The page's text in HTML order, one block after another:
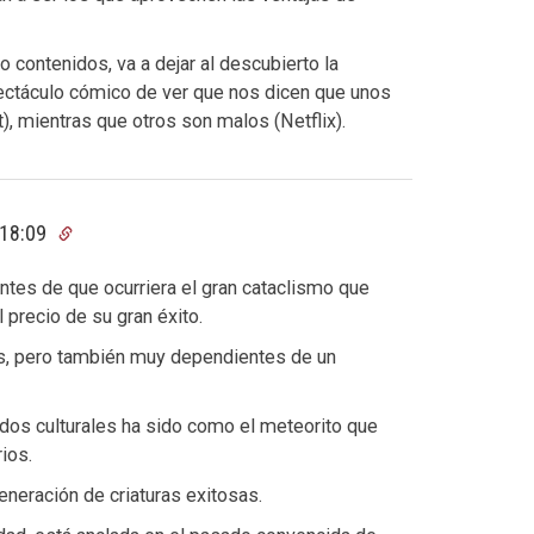
contenidos, va a dejar al descubierto la
cómico de ver que nos dicen que unos
mientras que otros son malos (Netflix).
de que ocurriera el gran cataclismo que
de su gran éxito.
pero también muy dependientes de un
culturales ha sido como el meteorito que
de criaturas exitosas.